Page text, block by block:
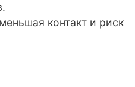
контакт и риск